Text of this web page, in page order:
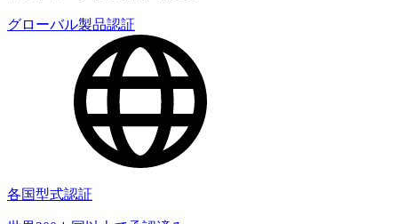
グローバル製品認証
各国型式認証